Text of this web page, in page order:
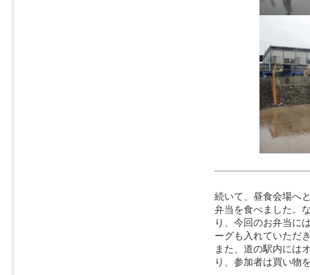
続いて、昼食会場へ
弁当を食べました。
り、今回のお弁当に
ーグも入れていただ
また、道の駅内には
り、参加者は買い物